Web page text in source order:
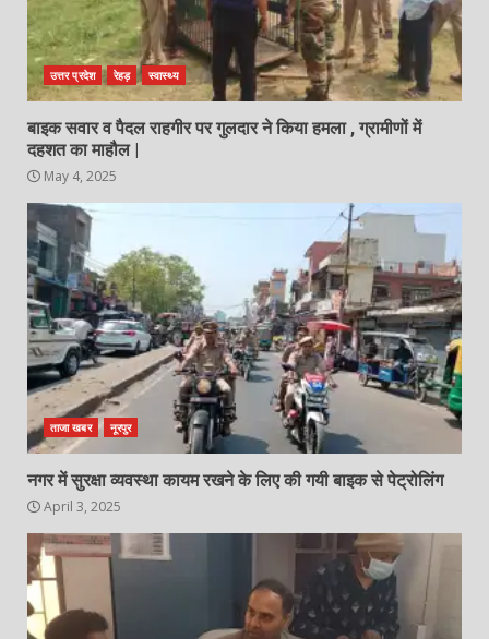
उत्तर प्रदेश रेहड़ स्वास्थ्य
बाइक सवार व पैदल राहगीर पर गुलदार ने किया हमला , ग्रामीणों में
दहशत का माहौल |
May 4, 2025
ताजा खबर नूरपुर
नगर में सुरक्षा व्यवस्था कायम रखने के लिए की गयी बाइक से पेट्रोलिंग
April 3, 2025